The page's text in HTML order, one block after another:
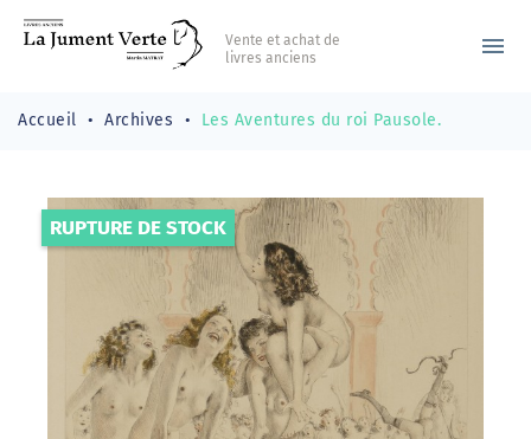
Vente et achat de
livres anciens
menu
Accueil Archives Les Aventures du roi Pausole.
RUPTURE DE STOCK